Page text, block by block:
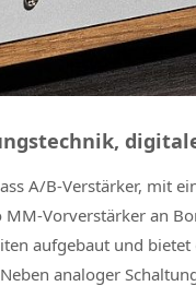
A/B-Verstärker, mit
MM-Vorverstärker an
aufgebaut und
analoger